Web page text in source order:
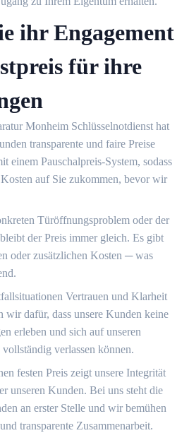
ihr Engagement
für ihre
Monheim Schlüsselnotdienst hat
transparente und faire Preise
einem Pauschalpreis-System, sodass
auf Sie zukommen, bevor wir
Türöffnungsproblem oder der
der Preis immer gleich.​ Es gibt
oder zusätzlichen Kosten ─ was
Vertrauen und Klarheit
wir dafür, dass unsere Kunden keine
erleben und sich auf unseren
verlassen können.
festen Preis zeigt unsere Integrität
unseren Kunden.​ Bei uns steht die
an erster Stelle und wir bemühen
transparente Zusammenarbeit.